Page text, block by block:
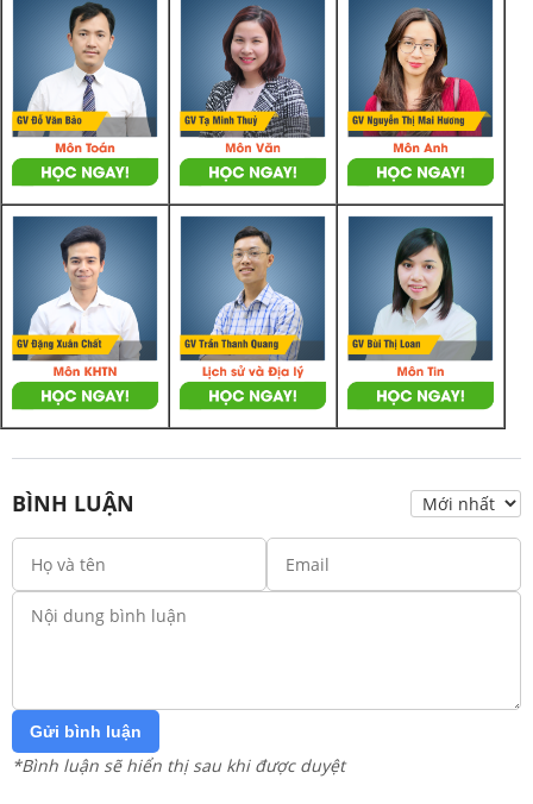
BÌNH LUẬN
Gửi bình luận
*Bình luận sẽ hiển thị sau khi được duyệt